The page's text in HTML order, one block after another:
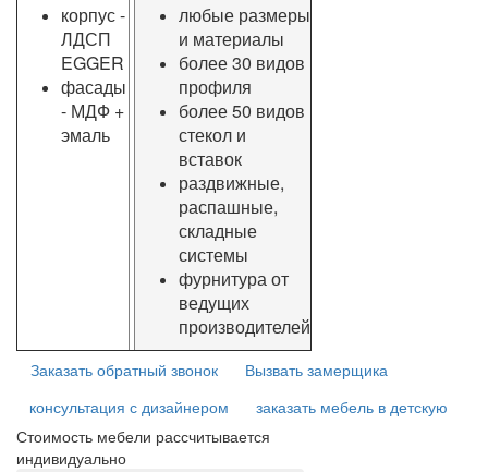
корпус -
ЛДСП
EGGER
фасады
- МДФ +
эмаль
любые размеры
и материалы
более 30 видов
профиля
более 50 видов
стекол и
вставок
раздвижные,
распашные,
складные
системы
фурнитура от
ведущих
производителей
Заказать обратный звонок
Вызвать замерщика
консультация с дизайнером
заказать мебель в детскую
Стоимость мебели рассчитывается
индивидуально